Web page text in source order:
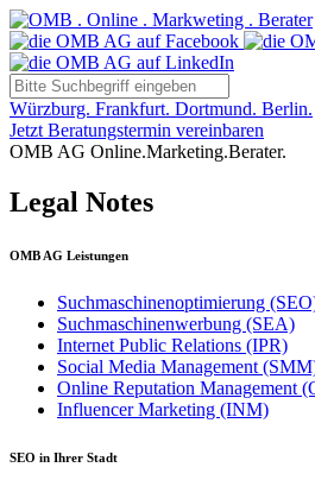
Würzburg. Frankfurt. Dortmund. Berlin.
Jetzt Beratungstermin vereinbaren
OMB AG Online.Marketing.Berater.
Legal Notes
OMB AG Leistungen
Suchmaschinenoptimierung
Suchmaschinenwerbung (SEA)
Internet Public Relations (IPR)
Social Media Management
Online Reputation Management
Influencer Marketing (INM)
SEO in Ihrer Stadt